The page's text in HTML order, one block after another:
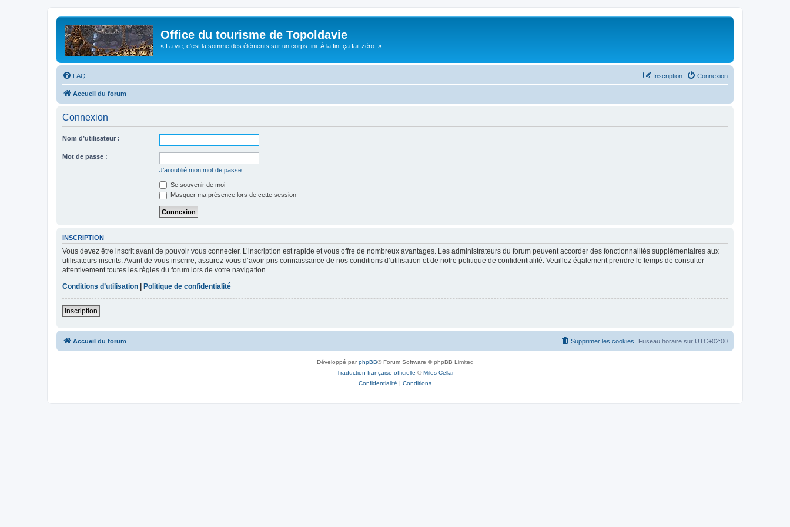
Office du tourisme de Topoldavie
« La vie, c'est la somme des éléments sur un corps fini. À la fin, ça fait zéro. »
FAQ Connexion
Inscription
Accueil du forum
Connexion
Nom d’utilisateur :
Mot de passe :
J’ai oublié mon mot de passe
Se souvenir de moi
Masquer ma présence lors de cette session
INSCRIPTION
Vous devez être inscrit avant de pouvoir vous connecter. L’inscription est rapide et vous offre de nombreux avantages. Les administrateurs du forum peuvent accorder des fonctionnalités supplémentaires aux
utilisateurs inscrits. Avant de vous inscrire, assurez-vous d’avoir pris connaissance de nos conditions d’utilisation et de notre politique de confidentialité. Veuillez également prendre le temps de consulter
attentivement toutes les règles du forum lors de votre navigation.
Conditions d’utilisation
Politique de confidentialité
Inscription
Accueil du forum Fuseau horaire sur UTC+02:00
Supprimer les cookies
Développé parphpBB® Forum Software © phpBB Limited
Traduction française officielle ©Miles Cellar
Confidentialité | Conditions